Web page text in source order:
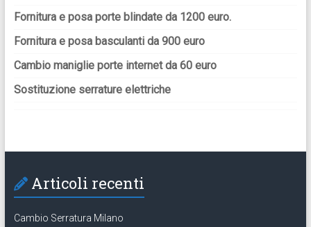
Fornitura e posa porte blindate da 1200 euro.
Fornitura e posa basculanti da 900 euro
Cambio maniglie porte internet da 60 euro
Sostituzione serrature elettriche
Articoli recenti
Cambio Serratura Milano